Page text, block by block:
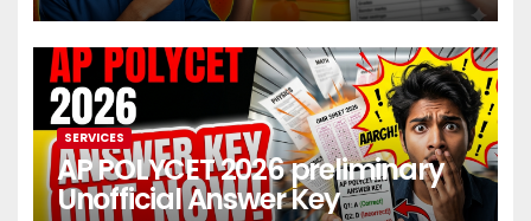
SERVICES
AP POLYCET 2026 preliminary
Unofficial Answer Key